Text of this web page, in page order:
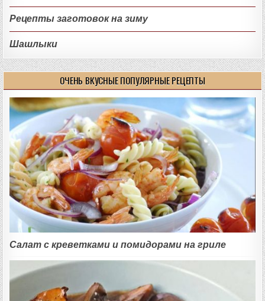
Рецепты заготовок на зиму
Шашлыки
ОЧЕНЬ ВКУСНЫЕ ПОПУЛЯРНЫЕ РЕЦЕПТЫ
Салат с креветками и помидорами на гриле